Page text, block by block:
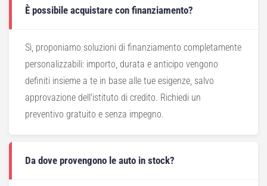
È possibile acquistare con finanziamento?
Sì, proponiamo soluzioni di finanziamento completamente
personalizzabili: importo, durata e anticipo vengono
definiti insieme a te in base alle tue esigenze, salvo
approvazione dell'istituto di credito. Richiedi un
preventivo gratuito e senza impegno.
Da dove provengono le auto in stock?